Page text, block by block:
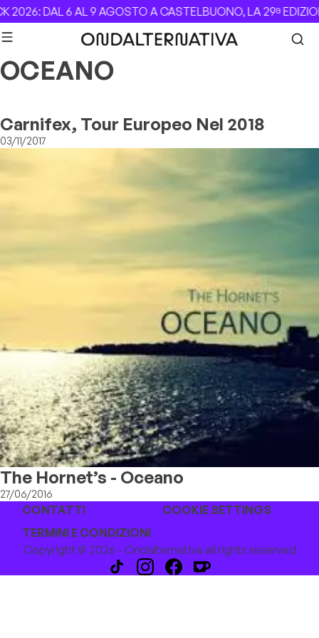
Skip to content
2026: DAL 6 AL 9 AGOSTO A CASTELBUONO, LA 29ª
OCEANO
Carnifex, Tour Europeo Nel 2018
03/11/2017
The Hornet’s - Oceano
27/06/2016
CONTATTI
COOKIE SETTINGS
TERMINI E CONDIZIONI
Copyright © 2026 - Ondalternativa all rights reserved